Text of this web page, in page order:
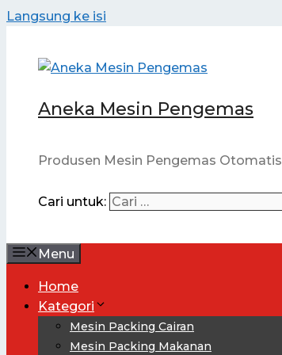
Langsung ke isi
Aneka Mesin Pengemas
Produsen Mesin Pengemas Otomatis
Cari untuk:
Menu
Home
Kategori
Mesin Packing Cairan
Mesin Packing Makanan